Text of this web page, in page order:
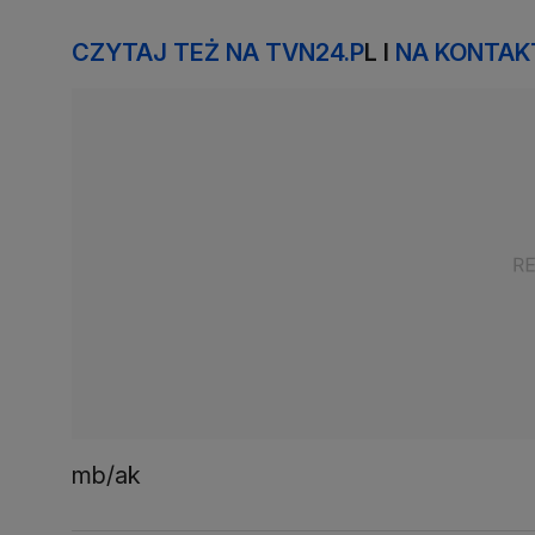
CZYTAJ TEŻ NA TVN24.PL I NA
mb/ak